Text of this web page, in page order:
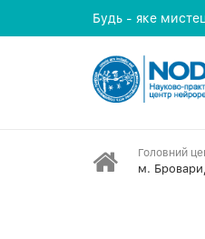
Будь - яке
Головний
м.